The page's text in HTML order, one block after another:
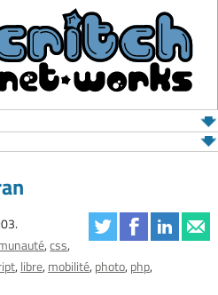
css
libre mobilité photo php